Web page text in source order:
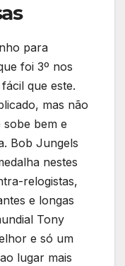
para
foi 3º nos
que este.
mas não
bem e
Bob Jungels
nestes
relogistas,
e longas
Tony
e só um
lugar mais